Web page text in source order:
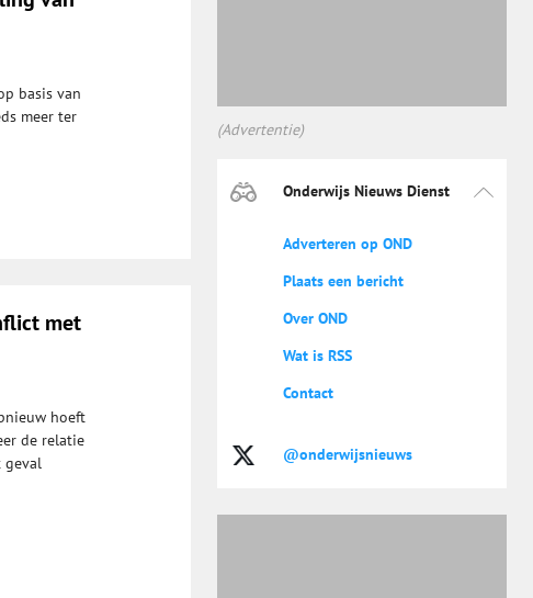
basis van
meer ter
met
hoeft
de relatie
geval
(Advertentie)
Onderwijs Nieuws Dienst
Adverteren op OND
Plaats een bericht
Over OND
Wat is RSS
Contact
@onderwijsnieuws